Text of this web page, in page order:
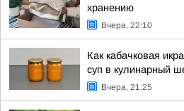
хранению
Вчера, 22:10
Как кабачковая
суп в кулинарный
Вчера, 21:25